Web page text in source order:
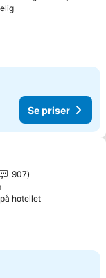
Se priser
Se priser
907
hotelletSe priser